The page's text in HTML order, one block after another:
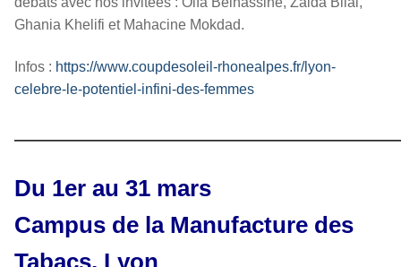
Ghania Khelifi et Mahacine Mokdad.
Infos : https://www.coupdesoleil-rhonealpes.fr/lyon-
celebre-le-potentiel-infini-des-femmes
Du 1er au 31 mars
Campus de la Manufacture des
Tabacs, Lyon